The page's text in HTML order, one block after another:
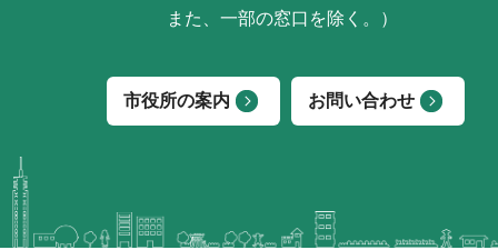
また、一部の窓口を除く。）
市役所の案内 お問い合わせ